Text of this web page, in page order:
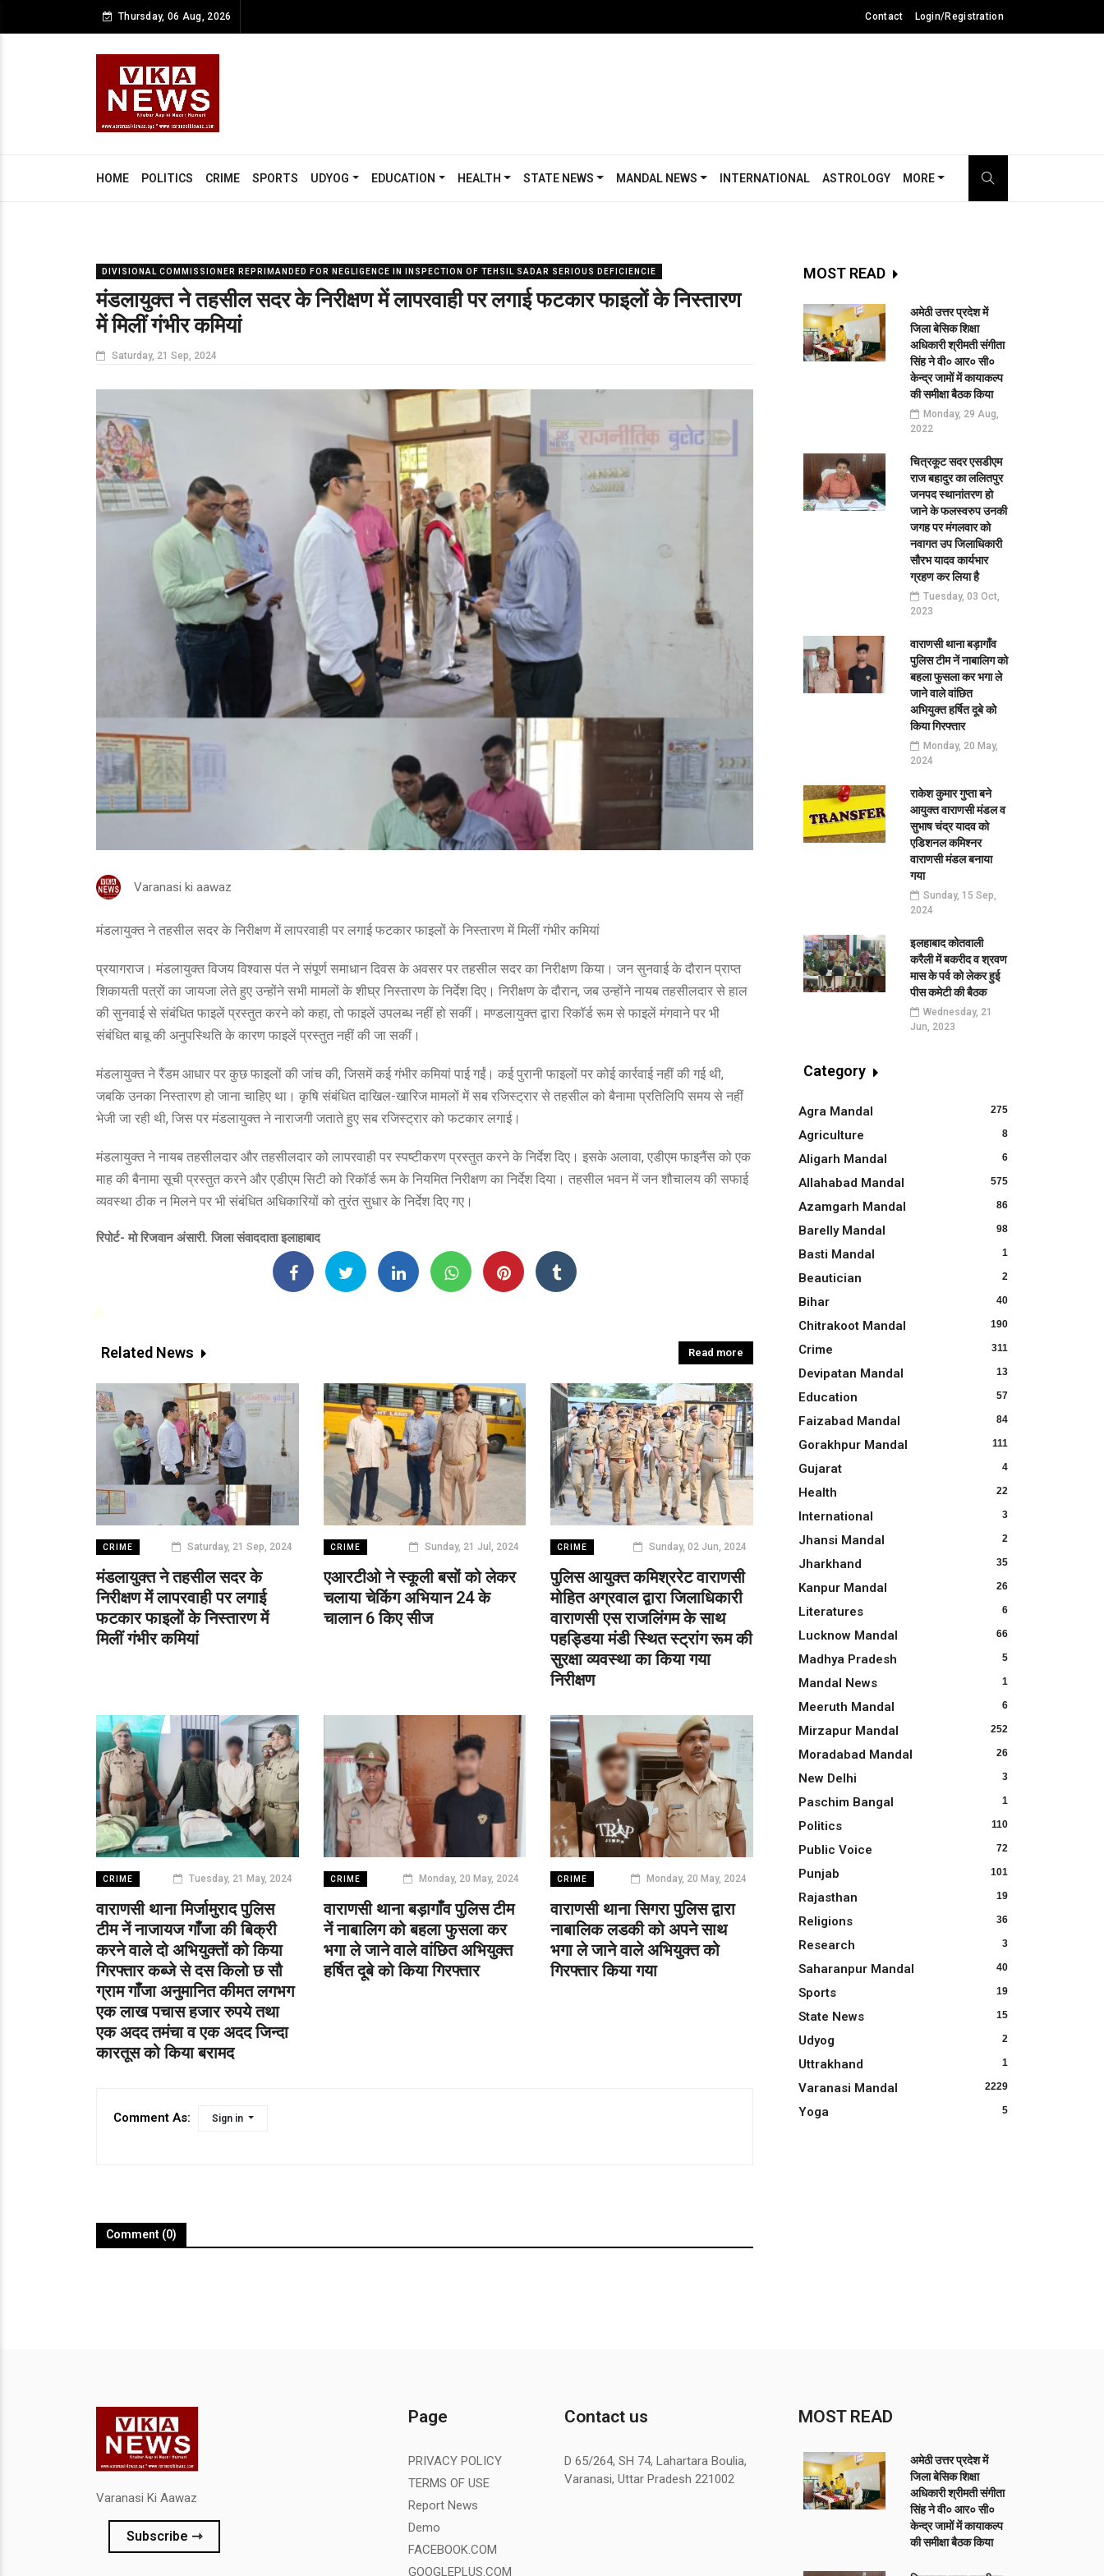
Thursday, 06 Aug, 2026 Contact Login/Registration
HOME POLITICS CRIME SPORTS UDYOG EDUCATION HEALTH STATE NEWS MANDAL NEWS INTERNATIONAL ASTROLOGY MORE
DIVISIONAL COMMISSIONER REPRIMANDED FOR NEGLIGENCE IN INSPECTION OF TEHSIL SADAR SERIOUS DEFICIENCIE
मंडलायुक्त ने तहसील सदर के निरीक्षण में लापरवाही पर लगाई फटकार फाइलों के निस्तारण
में मिलीं गंभीर कमियां
Saturday, 21 Sep, 2024
Varanasi ki aawaz
मंडलायुक्त ने तहसील सदर के निरीक्षण में लापरवाही पर लगाई फटकार फाइलों के निस्तारण में मिलीं गंभीर कमियां
प्रयागराज। मंडलायुक्त विजय विश्वास पंत ने संपूर्ण समाधान दिवस के अवसर पर तहसील सदर का निरीक्षण किया। जन सुनवाई के दौरान प्राप्त
शिकायती पत्रों का जायजा लेते हुए उन्होंने सभी मामलों के शीघ्र निस्तारण के निर्देश दिए। निरीक्षण के दौरान, जब उन्होंने नायब तहसीलदार से हाल
की सुनवाई से संबंधित फाइलें प्रस्तुत करने को कहा, तो फाइलें उपलब्ध नहीं हो सकीं। मण्डलायुक्त द्वारा रिकॉर्ड रूम से फाइलें मंगवाने पर भी
संबंधित बाबू की अनुपस्थिति के कारण फाइलें प्रस्तुत नहीं की जा सकीं।
मंडलायुक्त ने रैंडम आधार पर कुछ फाइलों की जांच की, जिसमें कई गंभीर कमियां पाई गईं। कई पुरानी फाइलों पर कोई कार्रवाई नहीं की गई थी,
जबकि उनका निस्तारण हो जाना चाहिए था। कृषि संबंधित दाखिल-खारिज मामलों में सब रजिस्ट्रार से तहसील को बैनामा प्रतिलिपि समय से नहीं
भेजी जा रही थी, जिस पर मंडलायुक्त ने नाराजगी जताते हुए सब रजिस्ट्रार को फटकार लगाई।
मंडलायुक्त ने नायब तहसीलदार और तहसीलदार को लापरवाही पर स्पष्टीकरण प्रस्तुत करने के निर्देश दिए। इसके अलावा, एडीएम फाइनैंस को एक
माह की बैनामा सूची प्रस्तुत करने और एडीएम सिटी को रिकॉर्ड रूम के नियमित निरीक्षण का निर्देश दिया। तहसील भवन में जन शौचालय की सफाई
व्यवस्था ठीक न मिलने पर भी संबंधित अधिकारियों को तुरंत सुधार के निर्देश दिए गए।
रिपोर्ट- मो रिजवान अंसारी. जिला संवाददाता इलाहाबाद
Related News Read more
CRIME Saturday, 21 Sep, 2024
मंडलायुक्त ने तहसील सदर के
निरीक्षण में लापरवाही पर लगाई
फटकार फाइलों के निस्तारण में
मिलीं गंभीर कमियां
CRIME Sunday, 21 Jul, 2024
एआरटीओ ने स्कूली बसों को लेकर
चलाया चेकिंग अभियान 24 के
चालान 6 किए सीज
CRIME Sunday, 02 Jun, 2024
पुलिस आयुक्त कमिश्ररेट वाराणसी
मोहित अग्रवाल द्वारा जिलाधिकारी
वाराणसी एस राजलिंगम के साथ
पहड्डिया मंडी स्थित स्ट्रांग रूम की
सुरक्षा व्यवस्था का किया गया
निरीक्षण
CRIME Tuesday, 21 May, 2024
वाराणसी थाना मिर्जामुराद पुलिस
टीम नें नाजायज गाँजा की बिक्री
करने वाले दो अभियुक्तों को किया
गिरफ्तार कब्जे से दस किलो छ सौ
ग्राम गाँजा अनुमानित कीमत लगभग
एक लाख पचास हजार रुपये तथा
एक अदद तमंचा व एक अदद जिन्दा
कारतूस को किया बरामद
CRIME Monday, 20 May, 2024
वाराणसी थाना बड़ागाँव पुलिस टीम
नें नाबालिग को बहला फुसला कर
भगा ले जाने वाले वांछित अभियुक्त
हर्षित दूबे को किया गिरफ्तार
CRIME Monday, 20 May, 2024
वाराणसी थाना सिगरा पुलिस द्वारा
नाबालिक लडकी को अपने साथ
भगा ले जाने वाले अभियुक्त को
गिरफ्तार किया गया
Comment As: Sign in
Comment (0)
MOST READ
अमेठी उत्तर प्रदेश में
जिला बेसिक शिक्षा
अधिकारी श्रीमती संगीता
सिंह ने वी० आर० सी०
केन्द्र जामों में कायाकल्प
की समीक्षा बैठक किया
Monday, 29 Aug,
2022
चित्रकूट सदर एसडीएम
राज बहादुर का ललितपुर
जनपद स्थानांतरण हो
जाने के फलस्वरुप उनकी
जगह पर मंगलवार को
नवागत उप जिलाधिकारी
सौरभ यादव कार्यभार
ग्रहण कर लिया है
Tuesday, 03 Oct,
2023
वाराणसी थाना बड़ागाँव
पुलिस टीम नें नाबालिग को
बहला फुसला कर भगा ले
जाने वाले वांछित
अभियुक्त हर्षित दूबे को
किया गिरफ्तार
Monday, 20 May,
2024
राकेश कुमार गुप्ता बने
आयुक्त वाराणसी मंडल व
सुभाष चंद्र यादव को
एडिशनल कमिश्नर
वाराणसी मंडल बनाया
गया
Sunday, 15 Sep,
2024
इलहाबाद कोतवाली
करैली में बकरीद व श्रवण
मास के पर्व को लेकर हुई
पीस कमेटी की बैठक
Wednesday, 21
Jun, 2023
Category
Agra Mandal 275
Agriculture 8
Aligarh Mandal 6
Allahabad Mandal 575
Azamgarh Mandal 86
Barelly Mandal 98
Basti Mandal 1
Beautician 2
Bihar 40
Chitrakoot Mandal 190
Crime 311
Devipatan Mandal 13
Education 57
Faizabad Mandal 84
Gorakhpur Mandal 111
Gujarat 4
Health 22
International 3
Jhansi Mandal 2
Jharkhand 35
Kanpur Mandal 26
Literatures 6
Lucknow Mandal 66
Madhya Pradesh 5
Mandal News 1
Meeruth Mandal 6
Mirzapur Mandal 252
Moradabad Mandal 26
New Delhi 3
Paschim Bangal 1
Politics 110
Public Voice 72
Punjab 101
Rajasthan 19
Religions 36
Research 3
Saharanpur Mandal 40
Sports 19
State News 15
Udyog 2
Uttrakhand 1
Varanasi Mandal 2229
Yoga 5
Varanasi Ki Aawaz
Subscribe ⇾
Page
PRIVACY POLICY
TERMS OF USE
Report News
Demo
FACEBOOK.COM
GOOGLEPLUS.COM
Contact us
D 65/264, SH 74, Lahartara Boulia,
Varanasi, Uttar Pradesh 221002
MOST READ
अमेठी उत्तर प्रदेश में
जिला बेसिक शिक्षा
अधिकारी श्रीमती संगीता
सिंह ने वी० आर० सी०
केन्द्र जामों में कायाकल्प
की समीक्षा बैठक किया